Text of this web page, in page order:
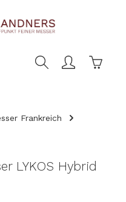
Frankreich
LYKOS Hybrid